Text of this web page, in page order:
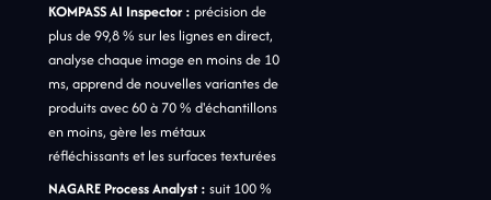
KOMPASS AI Inspector : précision de
plus de 99,8 % sur les lignes en direct,
analyse chaque image en moins de 10
ms, apprend de nouvelles variantes de
produits avec 60 à 70 % d'échantillons
en moins, gère les métaux
réfléchissants et les surfaces texturées
NAGARE Process Analyst : suit 100 %